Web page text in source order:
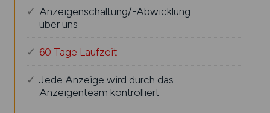
Anzeigenschaltung/-Abwicklung
über uns
60 Tage Laufzeit
Jede Anzeige wird durch das
Anzeigenteam kontrolliert